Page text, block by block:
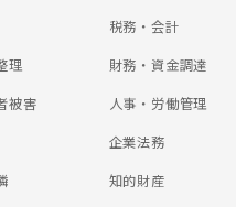
理
被害
税務・会計
財務・資金調達
人事・労働管理
企業法務
知的財産